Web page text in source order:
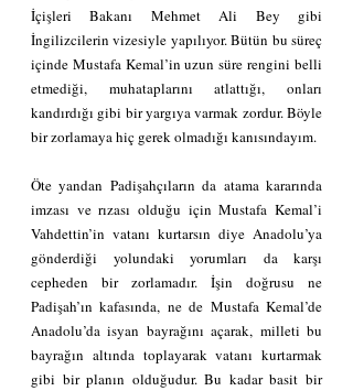
İçişleri Bakanı Mehmet Ali Bey gibi
İngilizcilerin vizesiyle yapılıyor. Bütün bu süreç
içinde Mustafa Kemal’in uzun süre rengini belli
etmediği, muhataplarını atlattığı, onları
kandırdığı gibi bir yargıya varmak zordur. Böyle
bir zorlamaya hiç gerek olmadığı kanısındayım.
Öte yandan Padişahçıların da atama kararında
imzası ve rızası olduğu için Mustafa Kemal’i
Vahdettin’in vatanı kurtarsın diye Anadolu’ya
gönderdiği yolundaki yorumları da karşı
cepheden bir zorlamadır. İşin doğrusu ne
Padişah’ın kafasında, ne de Mustafa Kemal’de
Anadolu’da isyan bayrağını açarak, milleti bu
bayrağın altında toplayarak vatanı kurtarmak
gibi bir planın olduğudur. Bu kadar basit bir